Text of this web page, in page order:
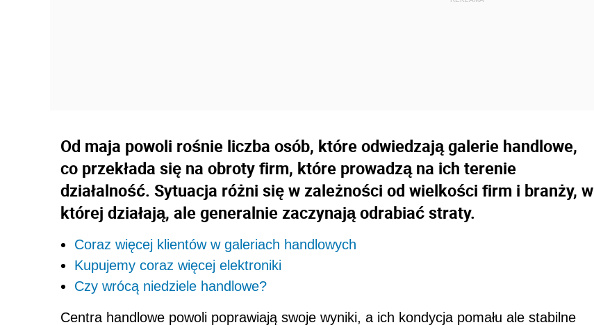
Od maja powoli rośnie liczba osób, które odwiedzają galerie handlowe,
co przekłada się na obroty firm, które prowadzą na ich terenie
działalność. Sytuacja różni się w zależności od wielkości firm i branży, w
której działają, ale generalnie zaczynają odrabiać straty.
Coraz więcej klientów w galeriach handlowych
Kupujemy coraz więcej elektroniki
Czy wrócą niedziele handlowe?
Centra handlowe powoli poprawiają swoje wyniki, a ich kondycja pomału ale stabilne